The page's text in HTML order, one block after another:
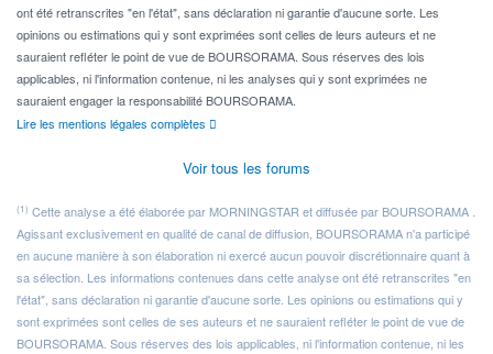
ont été retranscrites "en l'état", sans déclaration ni garantie d'aucune sorte. Les
opinions ou estimations qui y sont exprimées sont celles de leurs auteurs et ne
sauraient refléter le point de vue de BOURSORAMA. Sous réserves des lois
applicables, ni l'information contenue, ni les analyses qui y sont exprimées ne
sauraient engager la responsabilité BOURSORAMA.
Lire les mentions légales complètes
Voir tous les forums
(1) Cette analyse a été élaborée par MORNINGSTAR et diffusée par BOURSORAMA .
Agissant exclusivement en qualité de canal de diffusion, BOURSORAMA n'a participé
en aucune manière à son élaboration ni exercé aucun pouvoir discrétionnaire quant à
sa sélection. Les informations contenues dans cette analyse ont été retranscrites "en
l'état", sans déclaration ni garantie d'aucune sorte. Les opinions ou estimations qui y
sont exprimées sont celles de ses auteurs et ne sauraient refléter le point de vue de
BOURSORAMA. Sous réserves des lois applicables, ni l'information contenue, ni les